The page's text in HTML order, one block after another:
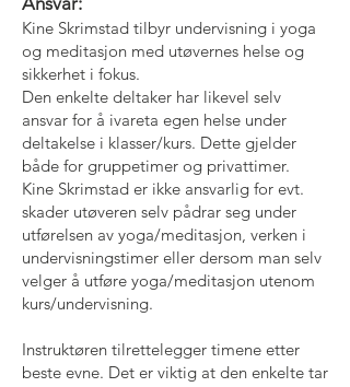
Kine Skrimstad tilbyr undervisning i yoga
og meditasjon med utøvernes helse og
sikkerhet i fokus.
Den enkelte deltaker har likevel selv
ansvar for å ivareta egen helse under
deltakelse i klasser/kurs. Dette gjelder
både for gruppetimer og privattimer.
Kine Skrimstad er ikke ansvarlig for evt.
skader utøveren selv pådrar seg under
utførelsen av yoga/meditasjon, verken i
undervisningstimer eller dersom man selv
velger å utføre yoga/meditasjon utenom
kurs/undervisning.
Instruktøren tilrettelegger timene etter
beste evne. Det er viktig at den enkelte tar